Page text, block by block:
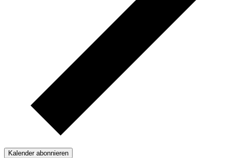
Kalender abonnieren